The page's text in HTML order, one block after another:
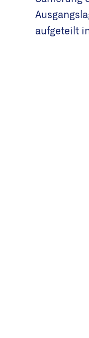
in der Stadt